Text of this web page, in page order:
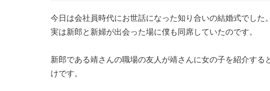
今日は会社員時代にお世話になった知り合いの結婚式でした。
実は新郎と新婦が出会った場に僕も同席していたのです。
新郎である靖さんの職場の友人が靖さんに女の子を紹介す
けです。